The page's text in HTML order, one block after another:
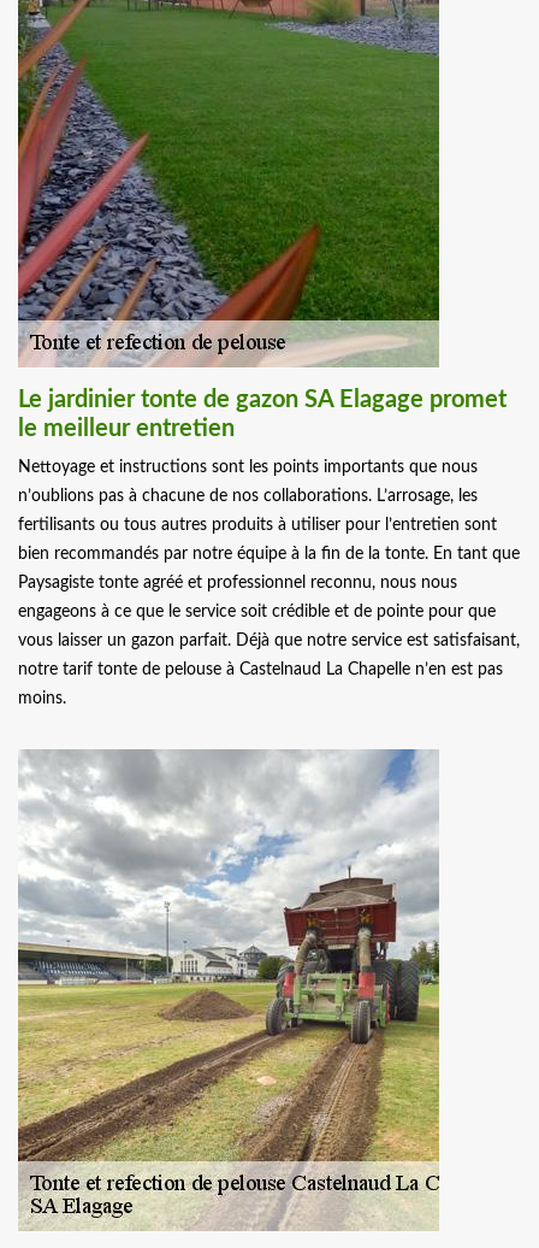
Le jardinier tonte de gazon SA Elagage promet
le meilleur entretien
Nettoyage et instructions sont les points importants que nous
n’oublions pas à chacune de nos collaborations. L’arrosage, les
fertilisants ou tous autres produits à utiliser pour l’entretien sont
bien recommandés par notre équipe à la fin de la tonte. En tant que
Paysagiste tonte agréé et professionnel reconnu, nous nous
engageons à ce que le service soit crédible et de pointe pour que
vous laisser un gazon parfait. Déjà que notre service est satisfaisant,
notre tarif tonte de pelouse à Castelnaud La Chapelle n’en est pas
moins.